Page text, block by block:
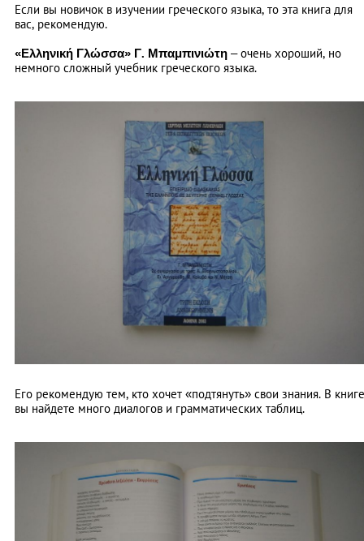
Если вы новичок в изучении греческого языка, то эта книга для
вас, рекомендую.
«Ελληνική Γλώσσα» Γ. Μπαμπινιώτη – очень хороший, но
немного сложный учебник греческого языка.
Его рекомендую тем, кто хочет «подтянуть» свои знания. В книге
вы найдете много диалогов и грамматических таблиц.